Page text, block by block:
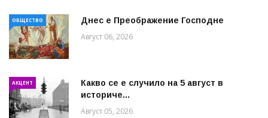
ОБЩЕСТВО Днес е Преображение Господне
Август 06, 2026
АКЦЕНТ
Какво се е случило на 5 август в
историче...
Август 05, 2026